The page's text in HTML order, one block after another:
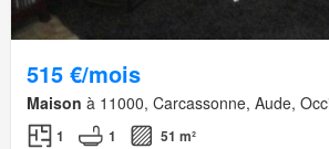
515 €/mois
Maison à 11000, Carcassonne, Aude,
1 1
51 m²